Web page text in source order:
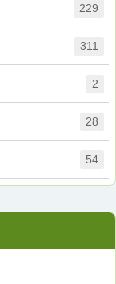
54
311
2
229
28